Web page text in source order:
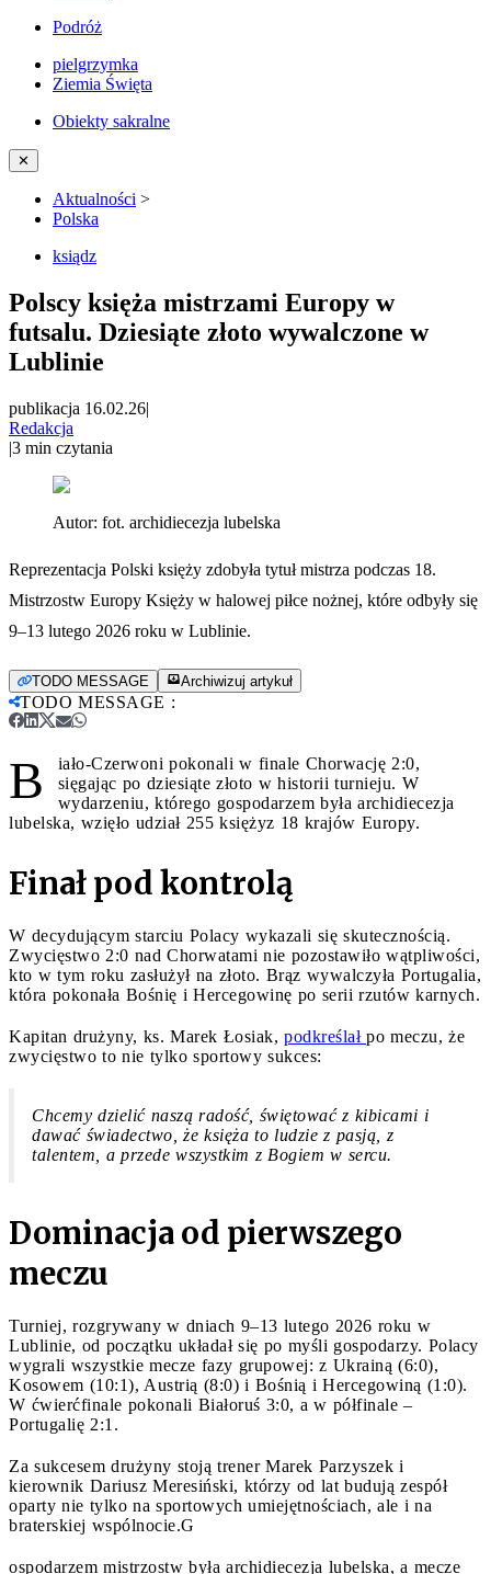
Podróż
pielgrzymka
Ziemia Święta
Obiekty sakralne
✕
Aktualności >
Polska
ksiądz
Polscy księża mistrzami Europy w
futsalu. Dziesiąte złoto wywalczone w
Lublinie
publikacja 16.02.26|
Redakcja
|3 min czytania
Autor: fot. archidiecezja lubelska
Reprezentacja Polski księży zdobyła tytuł mistrza podczas 18.
Mistrzostw Europy Księży w halowej piłce nożnej, które odbyły się
9–13 lutego 2026 roku w Lublinie.
TODO MESSAGE Archiwizuj artykuł
TODO MESSAGE :
B
iało-Czerwoni pokonali w finale Chorwację 2:0,
sięgając po dziesiąte złoto w historii turnieju. W
wydarzeniu, którego gospodarzem była archidiecezja
lubelska, wzięło udział 255 księżyz 18 krajów Europy.
Finał pod kontrolą
W decydującym starciu Polacy wykazali się skutecznością.
Zwycięstwo 2:0 nad Chorwatami nie pozostawiło wątpliwości,
kto w tym roku zasłużył na złoto. Brąz wywalczyła Portugalia,
która pokonała Bośnię i Hercegowinę po serii rzutów karnych.
Kapitan drużyny, ks. Marek Łosiak, podkreślał po meczu, że
zwycięstwo to nie tylko sportowy sukces:
Chcemy dzielić naszą radość, świętować z kibicami i
dawać świadectwo, że księża to ludzie z pasją, z
talentem, a przede wszystkim z Bogiem w sercu.
Dominacja od pierwszego
meczu
Turniej, rozgrywany w dniach 9–13 lutego 2026 roku w
Lublinie, od początku układał się po myśli gospodarzy. Polacy
wygrali wszystkie mecze fazy grupowej: z Ukrainą (6:0),
Kosowem (10:1), Austrią (8:0) i Bośnią i Hercegowiną (1:0).
W ćwierćfinale pokonali Białoruś 3:0, a w półfinale –
Portugalię 2:1.
Za sukcesem drużyny stoją trener Marek Parzyszek i
kierownik Dariusz Meresiński, którzy od lat budują zespół
oparty nie tylko na sportowych umiejętnościach, ale i na
braterskiej wspólnocie.G
ospodarzem mistrzostw była archidiecezja lubelska, a mecze